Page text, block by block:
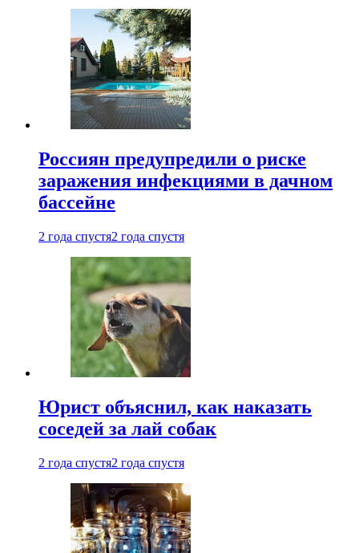
Россиян предупредили о риске
заражения инфекциями в дачном
бассейне
2 года спустя2 года спустя
Юрист объяснил, как наказать
соседей за лай собак
2 года спустя2 года спустя